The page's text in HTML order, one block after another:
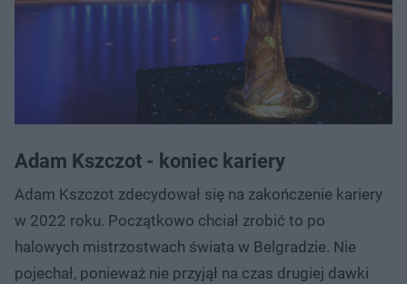
Adam Kszczot - koniec kariery
Adam Kszczot zdecydował się na zakończenie kariery
w 2022 roku. Początkowo chciał zrobić to po
halowych mistrzostwach świata w Belgradzie. Nie
pojechał, ponieważ nie przyjął na czas drugiej dawki